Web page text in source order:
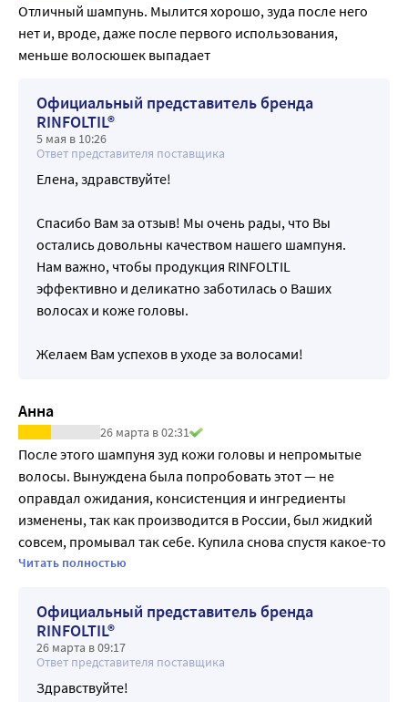
Отличный шампунь. Мылится хорошо, зуда после него
нет и, вроде, даже после первого использования,
меньше волосюшек выпадает
Официальный представитель бренда
RINFOLTIL®
5 мая в 10:26
Ответ представителя поставщика
Елена, здравствуйте!
Спасибо Вам за отзыв! Мы очень рады, что Вы
остались довольны качеством нашего шампуня.
Нам важно, чтобы продукция RINFOLTIL
эффективно и деликатно заботилась о Ваших
волосах и коже головы.
Желаем Вам успехов в уходе за волосами!
Анна
26 марта в 02:31
После этого шампуня зуд кожи головы и непромытые
волосы. Вынуждена была попробовать этот — не
оправдал ожидания, консистенция и ингредиенты
изменены, так как производится в России, был жидкий
совсем, промывал так себе. Купила снова спустя какое-то
время — стал погуще, лучше мылится, но также не
Читать полностью
Официальный представитель бренда
RINFOLTIL®
26 марта в 09:17
Ответ представителя поставщика
Здравствуйте!